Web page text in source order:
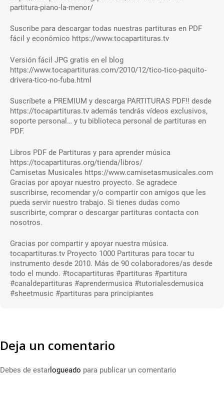
partitura-piano-la-menor/
Suscribe para descargar todas nuestras partituras en PDF
fácil y económico https://www.tocapartituras.tv
Versión fácil JPG gratis en el blog
https://www.tocapartituras.com/2010/12/tico-tico-paquito-
drivera-tico-no-fuba.html
Suscríbete a PREMIUM y descarga PARTITURAS PDF!! desde
https://tocapartituras.tv además tendrás vídeos exclusivos,
soporte personal… y tu biblioteca personal de partituras en
PDF.
Libros PDF de Partituras y para aprender música
https://tocapartituras.org/tienda/libros/
Camisetas Musicales https://www.camisetasmusicales.com
Gracias por apoyar nuestro proyecto. Se agradece
suscribirse, recomendar y/o compartir con amigos que les
pueda servir nuestro trabajo. Si tienes dudas como
suscribirte, comprar o descargar partituras contacta con
nosotros.
Gracias por compartir y apoyar nuestra música.
tocapartituras.tv Proyecto 1000 Partituras para tocar tu
instrumento desde 2010. Más de 90 colaboradores/as desde
todo el mundo. #tocapartituras #partituras #partitura
#canaldepartituras #aprendermusica #tutorialesdemusica
#sheetmusic #partituras para principiantes
Deja un comentario
Debes de estar logueado para publicar un comentario